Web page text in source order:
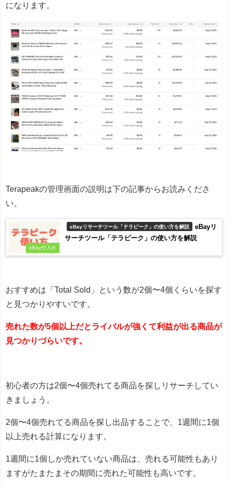
になります。
Terapeakの管理画面の説明は下の記事からお読みくださ
い。
eBay仕入れ
eBayリサーチツール「テラピーク」の使い方を解説
eBayリ
サーチツール「テラピーク」の使い方を解説
おすすめは「Total Sold」という数が2個〜4個くらいを探す
と見つかりやすいです。
売れた数が5個以上だとライバルが強くて利益が出る商品が
見つかりづらいです。
初心者の方は2個〜4個売れてる商品を探しリサーチしてい
きましょう。
2個〜4個売れてる商品を探し出品することで、1週間に1個
以上売れる計算になります。
1週間に1個しか売れていない商品は、売れる可能性もあり
ますがたまたまその期間に売れた可能性も高いです。